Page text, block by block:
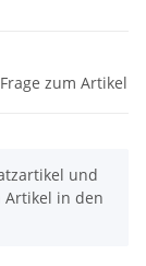
Frage zum Artikel
und
in den